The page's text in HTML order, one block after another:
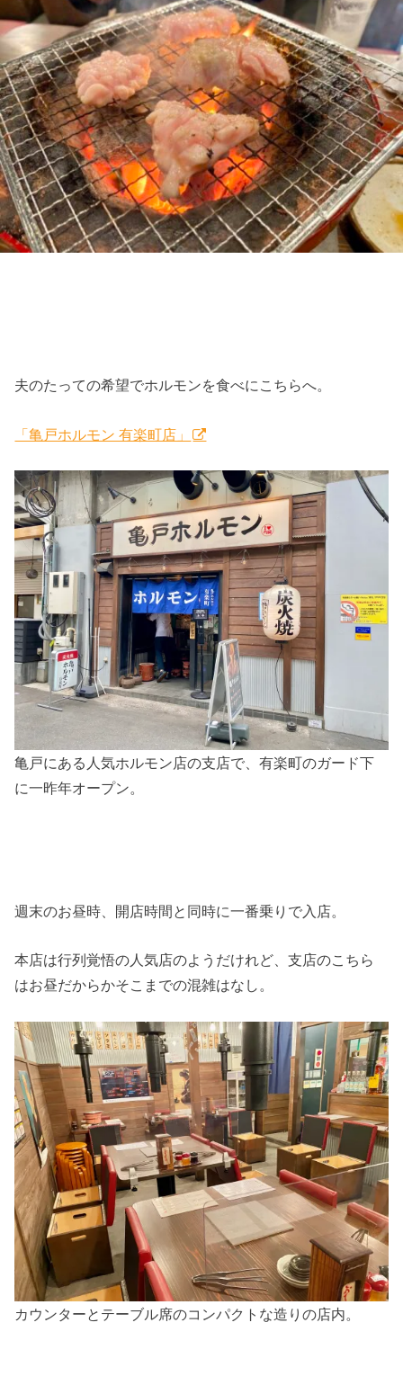
夫のたっての希望でホルモンを食べにこちらへ。
「亀戸ホルモン 有楽町店」
亀戸にある人気ホルモン店の支店で、有楽町のガード下
に一昨年オープン。
週末のお昼時、開店時間と同時に一番乗りで入店。
本店は行列覚悟の人気店のようだけれど、支店のこちら
はお昼だからかそこまでの混雑はなし。
カウンターとテーブル席のコンパクトな造りの店内。